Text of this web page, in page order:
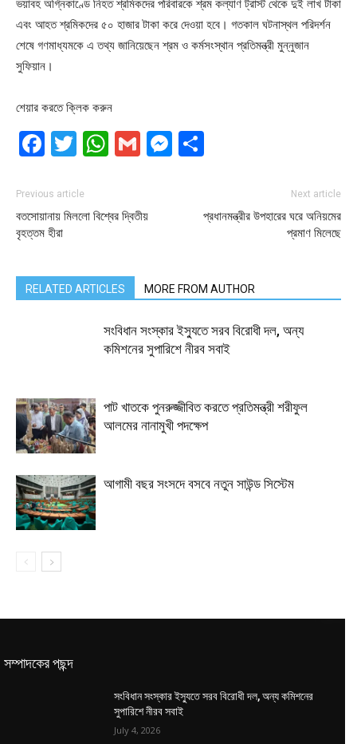
ভয়াবহ অগ্নিকাণ্ডে নিহত শ্রমিকদের পরিবারকে শ্রম কল্যাণ ট্রাস্ট থেকে দুই লাখ টাকা
এবং আহত শ্রমিকদের ৫০ হাজার টাকা করে দেওয়া হবে। গতকাল ঘটনাস্থল পরিদর্শন
শেষে গণমাধ্যমকে এ তথ্য জানিয়েছেন শ্রম ও কর্মসংস্থান প্রতিমন্ত্রী মুন্নুজান
সুফিয়ান।
শেয়ার করতে ক্লিক করুন
Facebook
Twitter
WhatsApp
GmailMessenger
Previous article
বতসোয়ানায় মিললো বিশ্বের ‍দ্বিতীয়
বৃহত্তম হীরা
Next article
প্রধানমন্ত্রীর উপহারের ঘরে অনিয়মের
প্রমাণ মিলেছে
RELATED ARTICLES MORE FROM AUTHOR
সংবিধান সংস্কার ইস্যুতে সরব বিরোধী দল, অন্য
কমিশনের সুপারিশে নীরব সবাই
পাট খাতকে পুনরুজ্জীবিত করতে প্রতিমন্ত্রী শরীফুল
আলমের নানামুখী পদক্ষেপ
আগামী বছর সংসদে বসবে নতুন সাউন্ড সিস্টেম
সম্পাদকের পছন্দ
সংবিধান সংস্কার ইস্যুতে সরব বিরোধী দল, অন্য কমিশনের
সুপারিশে নীরব সবাই
July 4, 2026